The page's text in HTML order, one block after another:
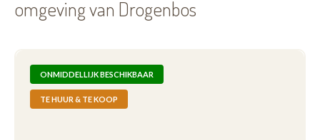
omgeving van Drogenbos
ONMIDDELLIJK BESCHIKBAAR
TE HUUR & TE KOOP